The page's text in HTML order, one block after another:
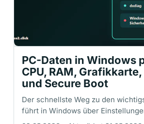
PC-Daten in Windows
CPU, RAM,
und Secure Boot
Der schnellste Weg zu den
führt in Windows über
Info. Dort stehen Prozessor,